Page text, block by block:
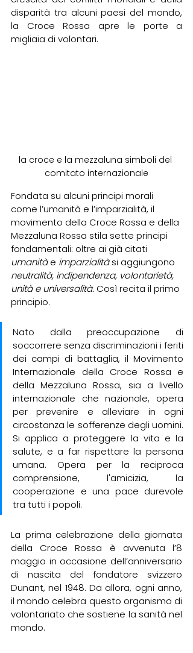
disparità tra alcuni paesi del mondo,
la Croce Rossa apre le porte a
migliaia di volontari.
la croce e la mezzaluna simboli del
comitato internazionale
Fondata su alcuni principi morali
come l’umanità e l’imparzialità, il
movimento della Croce Rossa e della
Mezzaluna Rossa stila sette principi
fondamentali: oltre ai già citati
umanità e imparzialità si aggiungono
neutralità, indipendenza, volontarietà,
unità e universalità. Così recita il primo
principio.
Nato dalla preoccupazione di
soccorrere senza discriminazioni i feriti
dei campi di battaglia, il Movimento
Internazionale della Croce Rossa e
della Mezzaluna Rossa, sia a livello
internazionale che nazionale, opera
per prevenire e alleviare in ogni
circostanza le sofferenze degli uomini.
Si applica a proteggere la vita e la
salute, e a far rispettare la persona
umana. Opera per la reciproca
comprensione, l'amicizia, la
cooperazione e una pace durevole
tra tutti i popoli.
La prima celebrazione della giornata
della Croce Rossa è avvenuta l’8
maggio in occasione dell’anniversario
di nascita del fondatore svizzero
Dunant, nel 1948. Da allora, ogni anno,
il mondo celebra questo organismo di
volontariato che sostiene la sanità nel
mondo.